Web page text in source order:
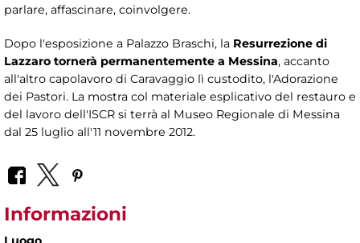
parlare, affascinare, coinvolgere.
Dopo l'esposizione a Palazzo Braschi, la Resurrezione di
Lazzaro tornerà permanentemente a Messina, accanto
all'altro capolavoro di Caravaggio lì custodito, l'Adorazione
dei Pastori. La mostra col materiale esplicativo del restauro e
del lavoro dell'ISCR si terrà al Museo Regionale di Messina
dal 25 luglio all'11 novembre 2012.
Informazioni